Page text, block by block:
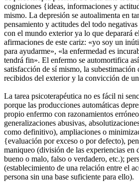
cogniciones {ideas, informaciones y
mismo. La depresión se autoalimenta en
pensamiento y actitudes del todo
con el mundo exterior ya lo que deparará
afirmaciones de este cariz: «yo soy un
para ayudarme», «la enfermedad es
tendrá fin». El enfermo se automortifica
satisfacción de sí mismo, la
recibidos del exterior y la convicción de
La tarea psicoterapéutica no es fácil ni
porque las producciones automáticas
propio enfermo con razonamientos
generalizaciones abusivas,
como definitivo), ampliaciones o
{evaluación por exceso o por defecto),
maniqueo (división de las experiencias en
bueno o malo, falso o verdadero, etc.);
(establecimiento de una relación entre el
persona sin una base suficiente para ello).